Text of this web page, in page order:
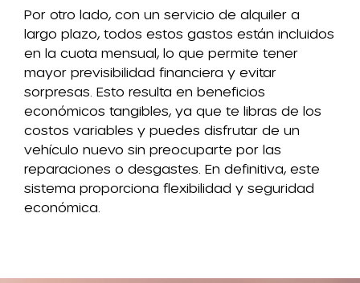
Por otro lado, con un servicio de alquiler a
largo plazo, todos estos gastos están incluidos
en la cuota mensual, lo que permite tener
mayor previsibilidad financiera y evitar
sorpresas. Esto resulta en beneficios
económicos tangibles, ya que te libras de los
costos variables y puedes disfrutar de un
vehículo nuevo sin preocuparte por las
reparaciones o desgastes. En definitiva, este
sistema proporciona flexibilidad y seguridad
económica.